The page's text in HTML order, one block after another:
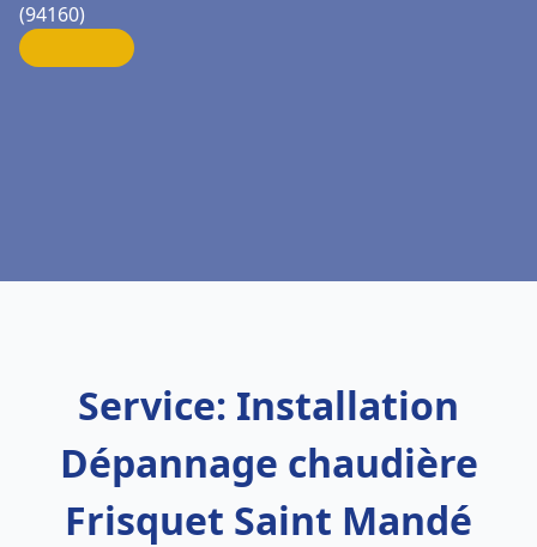
(94160)
Service: Installation
Dépannage chaudière
Frisquet Saint Mandé